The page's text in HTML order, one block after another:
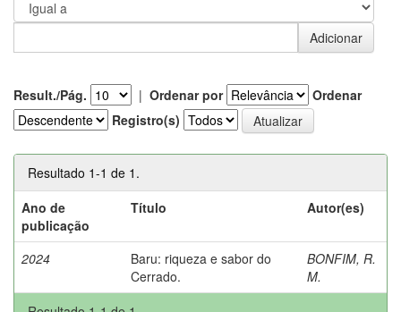
Result./Pág. | Ordenar por
Ordenar
Registro(s)
Resultado 1-1 de 1.
Ano de
publicação
Título Autor(es)
2024
Baru: riqueza e sabor do
Cerrado.
BONFIM, R.
M.